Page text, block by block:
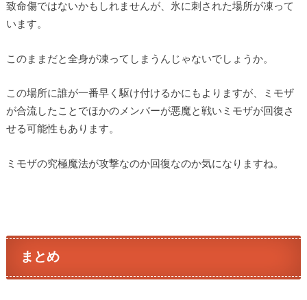
致命傷ではないかもしれませんが、氷に刺された場所が凍って
います。
このままだと全身が凍ってしまうんじゃないでしょうか。
この場所に誰が一番早く駆け付けるかにもよりますが、ミモザ
が合流したことでほかのメンバーが悪魔と戦いミモザが回復さ
せる可能性もあります。
ミモザの究極魔法が攻撃なのか回復なのか気になりますね。
まとめ